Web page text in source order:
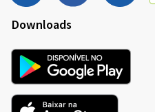
Downloads